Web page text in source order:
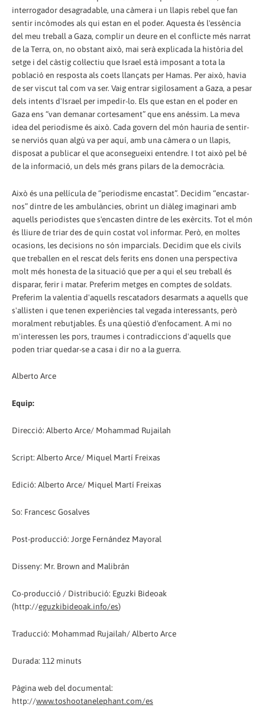
interrogador desagradable, una càmera i un llapis rebel que fan
sentir incòmodes als qui estan en el poder. Aquesta és l'essència
del meu treball a Gaza, complir un deure en el conflicte més narrat
de la Terra, on, no obstant això, mai serà explicada la història del
setge i del càstig col·lectiu que Israel està imposant a tota la
població en resposta als coets llançats per Hamas. Per això, havia
de ser viscut tal com va ser. Vaig entrar sigilosament a Gaza, a pesar
dels intents d'Israel per impedir-lo. Els que estan en el poder en
Gaza ens “van demanar cortesament” que ens anéssim. La meva
idea del periodisme és això. Cada govern del món hauria de sentir-
se nerviós quan algú va per aquí, amb una càmera o un llapis,
disposat a publicar el que aconsegueixi entendre. I tot això pel bé
de la informació, un dels més grans pilars de la democràcia.
Això és una pel·lícula de “periodisme encastat”. Decidim “encastar-
nos” dintre de les ambulàncies, obrint un diàleg imaginari amb
aquells periodistes que s'encasten dintre de les exèrcits. Tot el món
és lliure de triar des de quin costat vol informar. Però, en moltes
ocasions, les decisions no són imparcials. Decidim que els civils
que treballen en el rescat dels ferits ens donen una perspectiva
molt més honesta de la situació que per a qui el seu treball és
disparar, ferir i matar. Preferim metges en comptes de soldats.
Preferim la valentia d'aquells rescatadors desarmats a aquells que
s'allisten i que tenen experiències tal vegada interessants, però
moralment rebutjables. És una qüestió d'enfocament. A mi no
m'interessen les pors, traumes i contradiccions d'aquells que
poden triar quedar-se a casa i dir no a la guerra.
Alberto Arce
Equip:
Direcció: Alberto Arce/ Mohammad Rujailah
Script: Alberto Arce/ Miquel Martí Freixas
Edició: Alberto Arce/ Miquel Martí Freixas
So: Francesc Gosalves
Post-producció: Jorge Fernández Mayoral
Disseny: Mr. Brown and Malibrán
Co-producció / Distribució: Eguzki Bideoak
(http://eguzkibideoak.info/es)
Traducció: Mohammad Rujailah/ Alberto Arce
Durada: 112 minuts
Pàgina web del documental:
http://www.toshootanelephant.com/es